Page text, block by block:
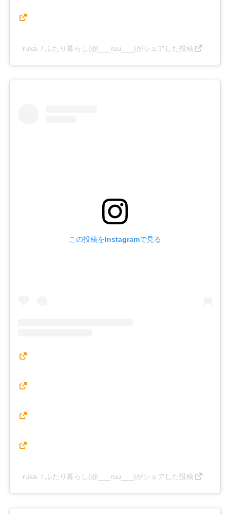
ruka. / ふたり暮らし(@___ruu___)がシェアした投稿
この投稿をInstagramで見る
ruka. / ふたり暮らし(@___ruu___)がシェアした投稿